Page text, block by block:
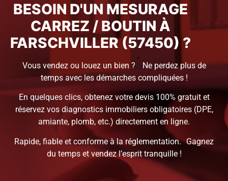
BESOIN D'UN MESURAGE
CARREZ / BOUTIN À
FARSCHVILLER (57450) ?
Vous vendez ou louez un bien ? Ne perdez plus de
temps avec les démarches compliquées !
En quelques clics, obtenez votre devis 100% gratuit et
réservez vos diagnostics immobiliers obligatoires (DPE,
amiante, plomb, etc.) directement en ligne.
Rapide, fiable et conforme à la réglementation. Gagnez
du temps et vendez l’esprit tranquille !